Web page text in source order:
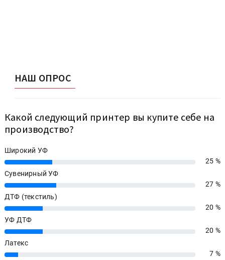
НАШ ОПРОС
Какой следующий принтер вы купите себе на
производство?
Широкий УФ
25%
25 %
Сувенирный УФ
27%
27 %
ДТФ (текстиль)
20%
20 %
УФ ДТФ
20%
20 %
Латекс
7%
7 %